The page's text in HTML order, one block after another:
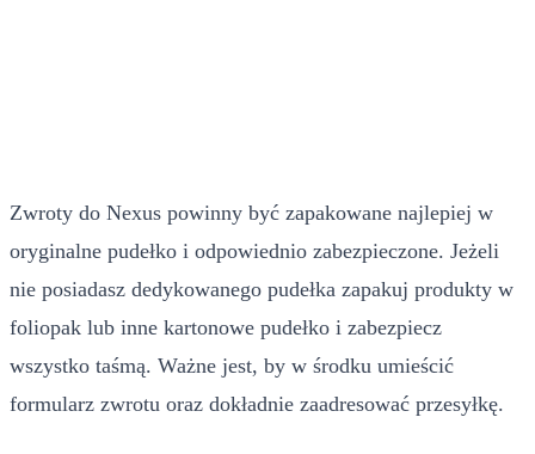
Zwroty do Nexus powinny być zapakowane najlepiej w
oryginalne pudełko i odpowiednio zabezpieczone. Jeżeli
nie posiadasz dedykowanego pudełka zapakuj produkty w
foliopak lub inne kartonowe pudełko i zabezpiecz
wszystko taśmą. Ważne jest, by w środku umieścić
formularz zwrotu oraz dokładnie zaadresować przesyłkę.